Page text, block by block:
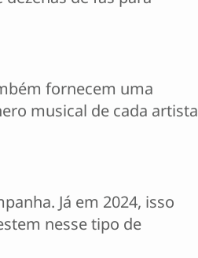
fornecem uma
musical de cada artista
Já em 2024, isso
nesse tipo de